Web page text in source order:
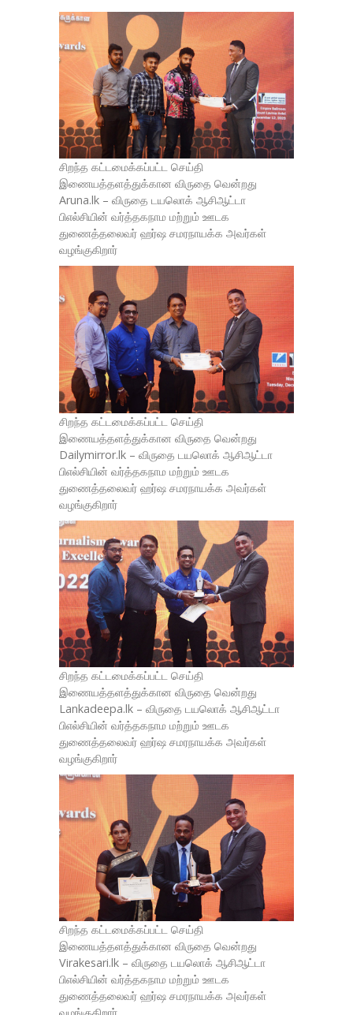
சிறந்த கட்டமைக்கப்பட்ட செய்தி
இணையத்தளத்துக்கான விருதை வென்றது
Aruna.lk – விருதை டயலொக் ஆசிஆட்டா
பிஎல்சியின் வர்த்தகநாம மற்றும் ஊடக
துணைத்தலைவர் ஹர்ஷ சமரநாயக்க அவர்கள்
வழங்குகிறார்
சிறந்த கட்டமைக்கப்பட்ட செய்தி
இணையத்தளத்துக்கான விருதை வென்றது
Dailymirror.lk – விருதை டயலொக் ஆசிஆட்டா
பிஎல்சியின் வர்த்தகநாம மற்றும் ஊடக
துணைத்தலைவர் ஹர்ஷ சமரநாயக்க அவர்கள்
வழங்குகிறார்
சிறந்த கட்டமைக்கப்பட்ட செய்தி
இணையத்தளத்துக்கான விருதை வென்றது
Lankadeepa.lk – விருதை டயலொக் ஆசிஆட்டா
பிஎல்சியின் வர்த்தகநாம மற்றும் ஊடக
துணைத்தலைவர் ஹர்ஷ சமரநாயக்க அவர்கள்
வழங்குகிறார்
சிறந்த கட்டமைக்கப்பட்ட செய்தி
இணையத்தளத்துக்கான விருதை வென்றது
Virakesari.lk – விருதை டயலொக் ஆசிஆட்டா
பிஎல்சியின் வர்த்தகநாம மற்றும் ஊடக
துணைத்தலைவர் ஹர்ஷ சமரநாயக்க அவர்கள்